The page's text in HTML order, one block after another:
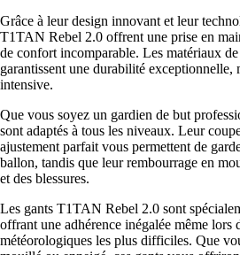
Grâce à leur design innovant et leur
T1TAN Rebel 2.0 offrent une prise en
de confort incomparable. Les matériaux
garantissent une durabilité exceptionnelle,
intensive.
Que vous soyez un gardien de but
sont adaptés à tous les niveaux. Leur
ajustement parfait vous permettent de
ballon, tandis que leur rembourrage en
et des blessures.
Les gants T1TAN Rebel 2.0 sont
offrant une adhérence inégalée même lors
météorologiques les plus difficiles. Que